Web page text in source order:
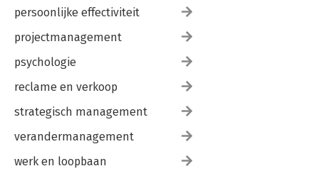
persoonlijke effectiviteit
projectmanagement
psychologie
reclame en verkoop
strategisch management
verandermanagement
werk en loopbaan